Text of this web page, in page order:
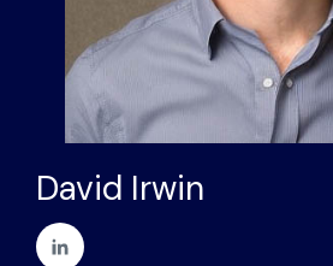
Acerca de
Socios
Póngase en contacto con
Blog
David Irwin